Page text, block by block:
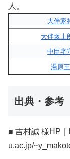
人。
大伴家
大伴坂上
中臣宅
湯原王
出典・参考
■ 吉村誠 様HP
u.ac.jp/